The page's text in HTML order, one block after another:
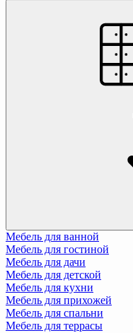
Мебель для ванной
Мебель для гостиной
Мебель для дачи
Мебель для детской
Мебель для кухни
Мебель для прихожей
Мебель для спальни
Мебель для террасы